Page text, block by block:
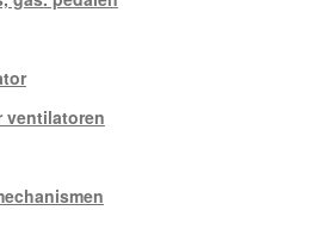
ventilatoren